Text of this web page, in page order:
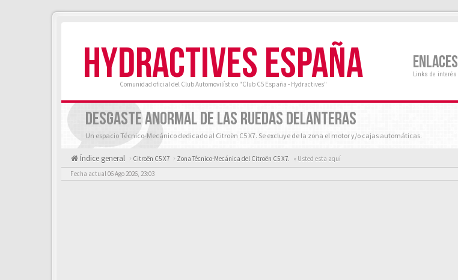
HYDRACTIVES ESPAÑA
Comunidad oficial del Club Automovilístico "Club C5 España - Hydractives"
ENLACES
Links de interés
DESGASTE ANORMAL DE LAS RUEDAS DELANTERAS
Un espacio Técnico-Mecánico dedicado al Citroën C5 X7. Se excluye de la zona el motor y/o cajas automáticas.
Índice general Citroën C5 X7 Zona Técnico-Mecánica del Citroën C5 X7. « Usted esta aquí
Fecha actual 06 Ago 2026, 23:03